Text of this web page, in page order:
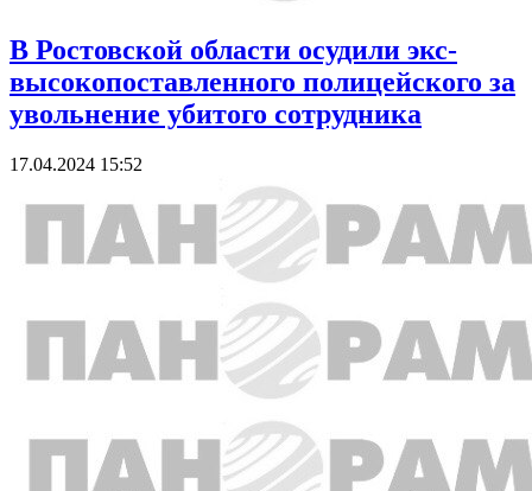
В Ростовской области осудили экс-
высокопоставленного полицейского за
увольнение убитого сотрудника
17.04.2024 15:52